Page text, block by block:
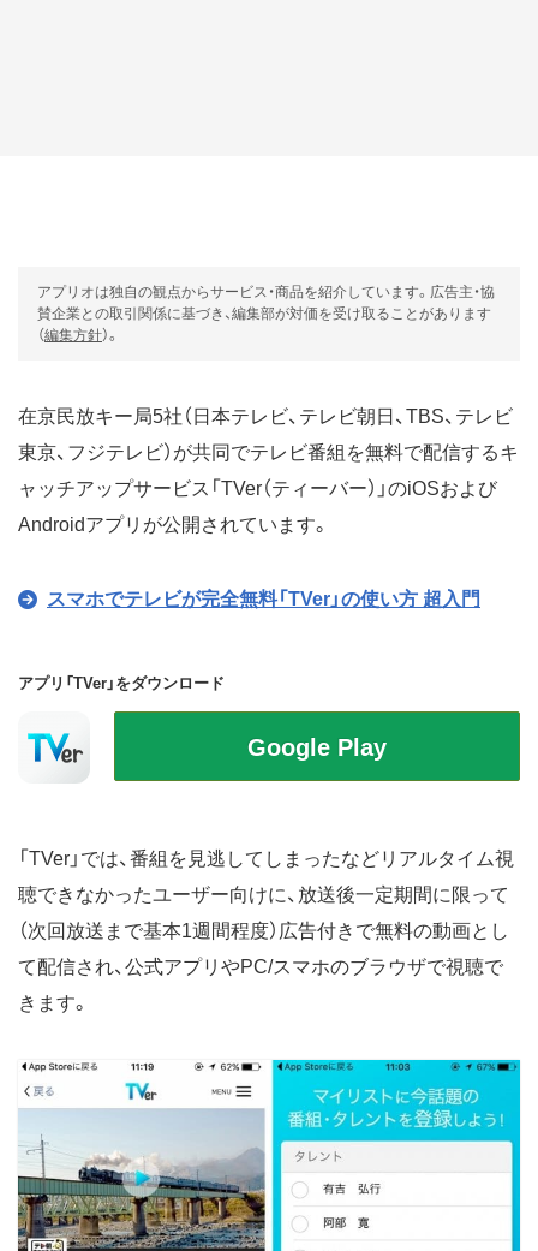
アプリオは独自の観点からサービス・商品を紹介しています。広告主・協
賛企業との取引関係に基づき、編集部が対価を受け取ることがあります
（編集方針）。
在京民放キー局5社（日本テレビ、テレビ朝日、TBS、テレビ
東京、フジテレビ）が共同でテレビ番組を無料で配信するキ
ャッチアップサービス「TVer（ティーバー）」のiOSおよび
Androidアプリが公開されています。
スマホでテレビが完全無料「TVer」の使い方 超入門
アプリ「TVer」をダウンロード
「TVer」では、番組を見逃してしまったなどリアルタイム視
聴できなかったユーザー向けに、放送後一定期間に限って
（次回放送まで基本1週間程度）広告付きで無料の動画とし
て配信され、公式アプリやPC/スマホのブラウザで視聴で
きます。